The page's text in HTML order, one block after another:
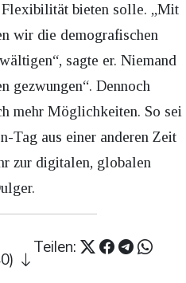
Flexibilität bieten solle. „Mit
wir die demografischen
sagte er. Niemand
gezwungen“. Dennoch
mehr Möglichkeiten. So sei
Tag aus einer anderen Zeit
zur digitalen, globalen
Teilen: